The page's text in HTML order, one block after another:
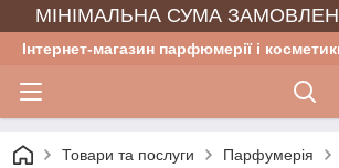
МІНІМАЛЬНА СУМА
Інтернет-магазин парфюмерії і
Товари та послуги Парфумерія